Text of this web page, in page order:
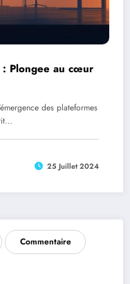
: Plongee au cœur
des plateformes
25 Juillet 2024
Commentaire